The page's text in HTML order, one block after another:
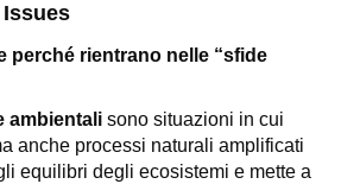
perché rientrano nelle “sfide
ambientalisono situazioni in cui
anche processi naturali amplificati
equilibri degli ecosistemi e mette a